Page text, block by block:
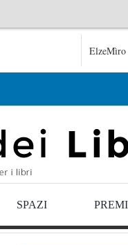
Tutte le
SPAZI